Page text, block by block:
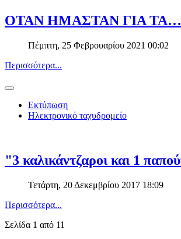
ΟΤΑΝ ΗΜΑΣΤΑΝ ΓΙΑ
Πέμπτη, 25 Φεβρουαρίου 2021 00:02
Περισσότερα...
Εκτύπωση
Ηλεκτρονικό ταχυδρομείο
"3 καλικάντζαροι και 1
Τετάρτη, 20 Δεκεμβρίου 2017 18:09
Περισσότερα...
Σελίδα 1 από 11